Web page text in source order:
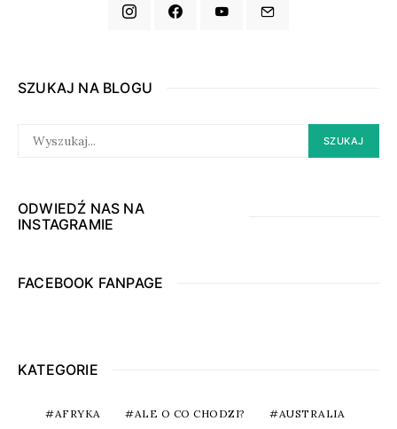
SZUKAJ NA BLOGU
FOR:
SZUKAJ
ODWIEDŹ NAS NA
INSTAGRAMIE
FACEBOOK FANPAGE
KATEGORIE
AFRYKA ALE O CO CHODZI?
AUSTRALIA